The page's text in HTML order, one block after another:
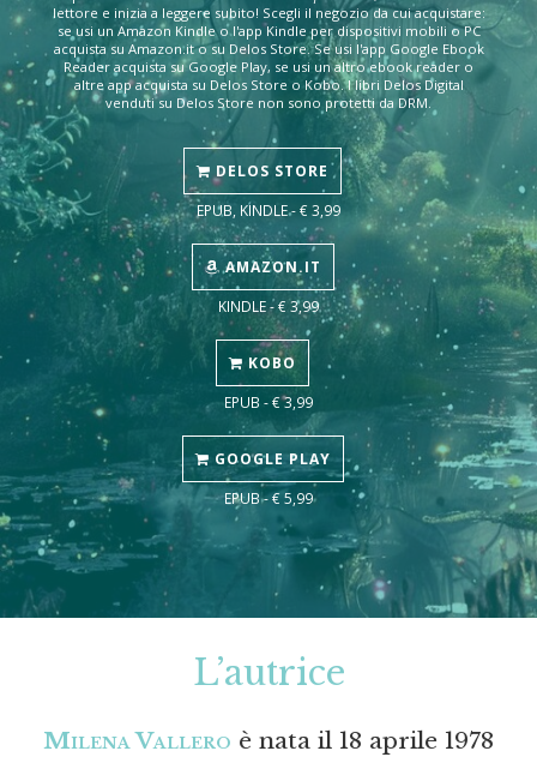
lettore e inizia a leggere subito! Scegli il negozio da cui acquistare:
se usi un Amazon Kindle o l'app Kindle per dispositivi mobili o PC
acquista su Amazon.it o su Delos Store. Se usi l'app Google Ebook
Reader acquista su Google Play, se usi un altro ebook reader o
altre app acquista su Delos Store o Kobo. I libri Delos Digital
venduti su Delos Store non sono protetti da DRM.
DELOS STORE
EPUB, KINDLE - € 3,99
AMAZON.IT
KINDLE - € 3,99
KOBO
EPUB - € 3,99
GOOGLE PLAY
EPUB - € 5,99
L’autrice
Milena Vallero è nata il 18 aprile 1978